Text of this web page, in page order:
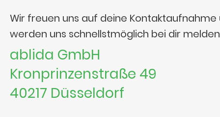
Wir freuen uns auf deine Kontaktaufnahme
werden uns schnellstmöglich bei dir
ablida GmbH
Kronprinzenstraße 49
40217 Düsseldorf